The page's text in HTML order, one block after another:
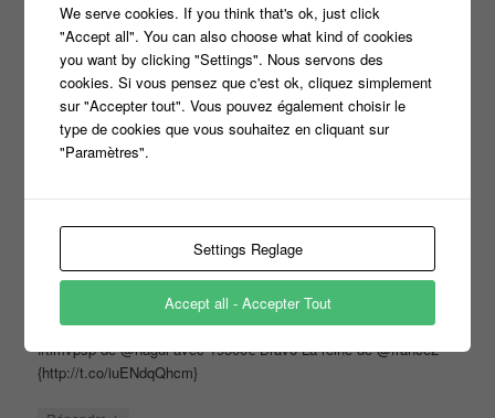
Répondre
20 mars 2014 à 18 h 11 min,PetiTounet81 a dit :
RT @Candidat_ou_pas: bonne maman Danièle est partie de
#tlmvpsp de @nagui avec 19500€ Bravo La reine de @france2
{http://t.co/iuENdqQhcm}
Le20 mars 2014 à 18 h 23 min,kermitte7a dit :
@Candidat_ou_pas @Nagui @france2 elle etait attachante
Répondre↓
20 mars 2014 à 18 h 46 min Just_laetitiaa dit :
RT @Candidat_ou_pas: bonne maman Danièle est partie de
#tlmvpsp de @nagui avec 19500€ Bravo La reine de @france2
{http://t.co/iuENdqQhcm}
We serve cookies. If you think that's ok, just click
"Accept all". You can also choose what kind of cookies
you want by clicking "Settings". Nous servons des
cookies. Si vous pensez que c'est ok, cliquez simplement
sur "Accepter tout". Vous pouvez également choisir le
type de cookies que vous souhaitez en cliquant sur
"Paramètres".
Settings Reglage
Accept all - Accepter Tout